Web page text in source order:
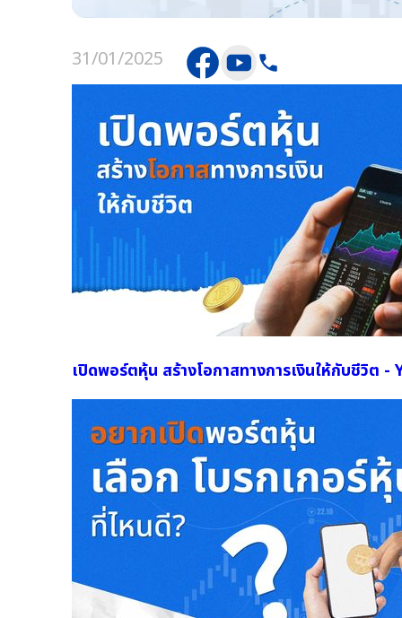
31/01/2025
เปิดพอร์ตหุ้น สร้างโอกาสทางการเงินให้กับชีวิต -